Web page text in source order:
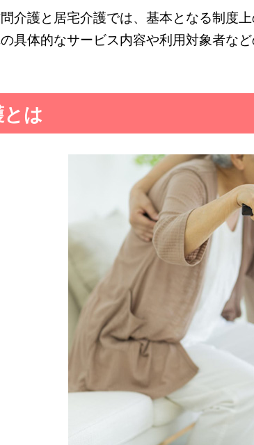
介護と居宅介護では、基本となる制度上
具体的なサービス内容や利用対象者な
は